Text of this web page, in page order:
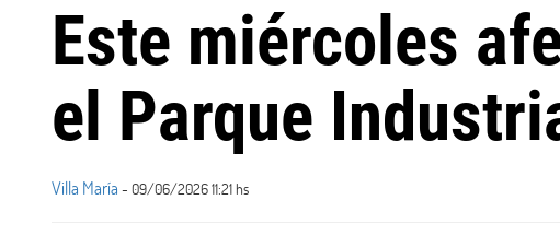
Este miércoles
el Parque
Villa María - 09/06/2026 11:21 hs